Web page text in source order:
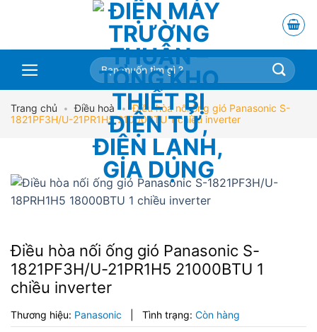
Tìm
kiếm:
Trang chủ • Điều hoà • Điều hòa nối ống gió Panasonic S-
1821PF3H/U-21PR1H5 21000BTU 1 chiều inverter
Điều hòa nối ống gió Panasonic S-
1821PF3H/U-21PR1H5 21000BTU 1
chiều inverter
Thương hiệu: Panasonic Tình trạng: Còn hàng